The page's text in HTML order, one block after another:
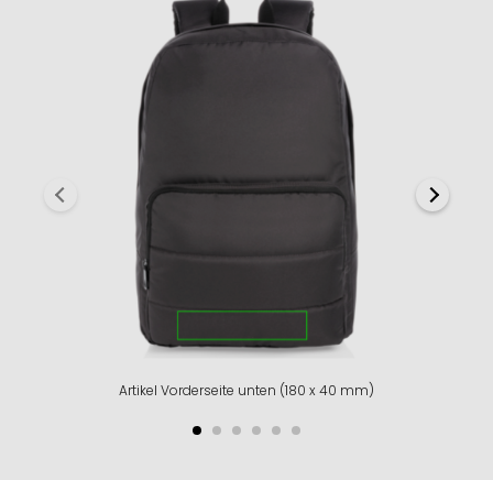
Artikel Vorderseite unten (180 x 40 mm)